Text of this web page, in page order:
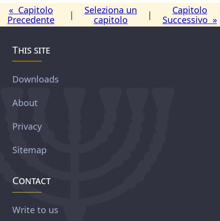
« Capitolo
Precedente
|
Seleziona un
capitolo
|
Capitolo
Successivo »
This site
Downloads
About
Privacy
Sitemap
Contact
Write to us